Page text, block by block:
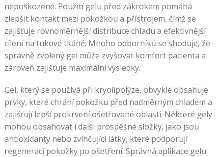
nepoškozené. Použití gelu před zákrokem pomáhá
zlepšit kontakt mezi pokožkou a přístrojem, čímž se
zajišťuje rovnoměrnější distribuce chladu a efektivnější
cílení na tukové tkáně. Mnoho odborníků se shoduje, že
správně zvolený gel může zvyšovat komfort pacienta a
zároveň zajišťuje maximální výsledky.
Gel, který se používá při kryolipolýze, obvykle obsahuje
prvky, které chrání pokožku před nadměrným chladem a
zajišťují lepší prokrvení ošetřované oblasti. Některé gely
mohou obsahovat i další prospěšné složky, jako jsou
antioxidanty nebo zvlhčující látky, které podporují
regeneraci pokožky po ošetření. Správná aplikace gelu